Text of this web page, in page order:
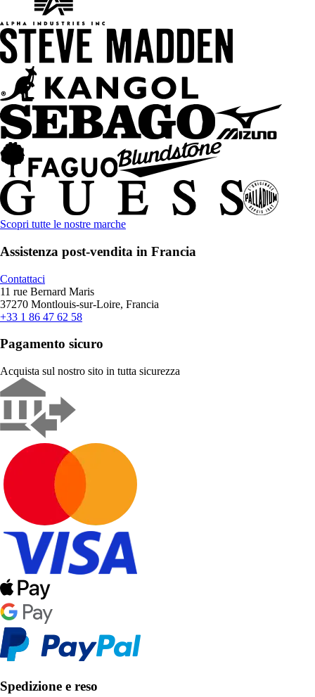
Scopri tutte le nostre marche
Assistenza post-vendita in Francia
Contattaci
11 rue Bernard Maris
37270 Montlouis-sur-Loire, Francia
+33 1 86 47 62 58
Pagamento sicuro
Acquista sul nostro sito in tutta sicurezza
Spedizione e reso